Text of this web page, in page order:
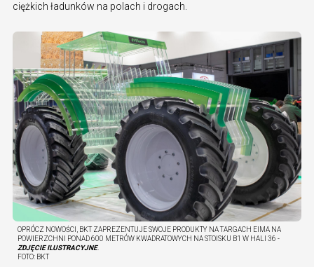
ciężkich ładunków na polach i drogach.
OPRÓCZ NOWOŚCI, BKT ZAPREZENTUJE SWOJE PRODUKTY NA TARGACH EIMA NA
POWIERZCHNI PONAD 600 METRÓW KWADRATOWYCH NA STOISKU B1 W HALI 36 -
ZDJĘCIE ILUSTRACYJNE.
FOTO: BKT